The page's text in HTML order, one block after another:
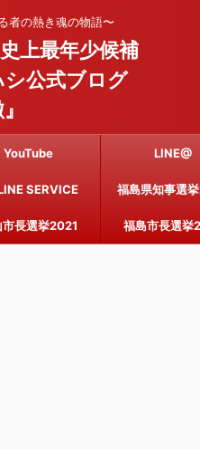
者の熱き魂の物語〜
上最年少候補
公式ブログ
YouTube LINE@
SERVICE 福島県知事選
市長選挙2021 福島市長選挙